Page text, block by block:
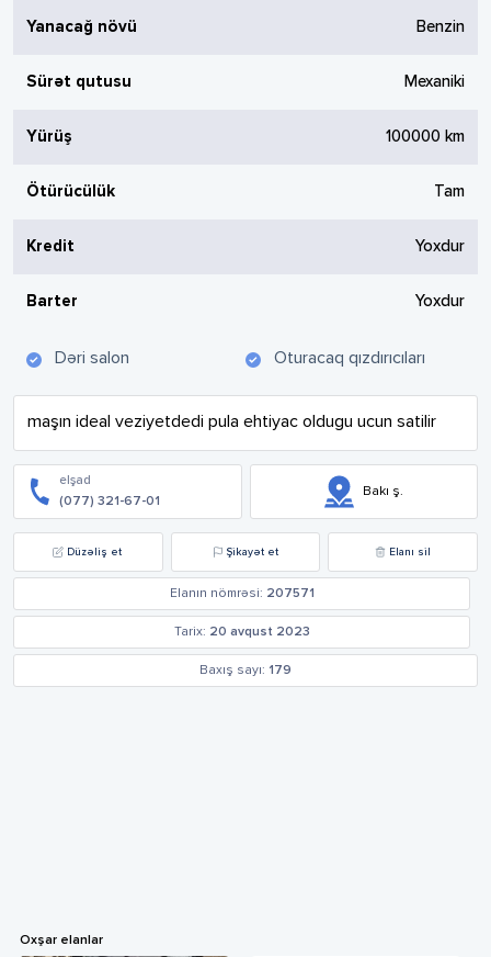
Yanacağ növü Benzin
Sürət qutusu Mexaniki
Yürüş 100000 km
Ötürücülük Tam
Kredit Yoxdur
Barter Yoxdur
Dəri salon Oturacaq qızdırıcıları
maşın ideal veziyetdedi pula ehtiyac oldugu ucun satilir
elşad
(077) 321-67-01
Bakı ş.
Düzəliş et Şikayət et Elanı sil
Elanın nömrəsi: 207571
Tarix: 20 avqust 2023
Baxış sayı: 179
Oxşar elanlar